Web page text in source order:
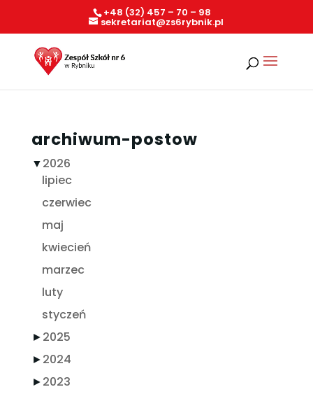
+48 (32) 457 – 70 – 98
sekretariat@zs6rybnik.pl
archiwum-postow
▼2026
lipiec
czerwiec
maj
kwiecień
marzec
luty
styczeń
►2025
►2024
►2023